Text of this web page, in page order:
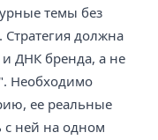
темы без
должна
ДНК бренда, а не
Необходимо
ее реальные
с ней на одном